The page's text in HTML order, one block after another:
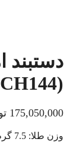
دستبند
(CH144)
175,050,000
وزن طلا: 7.5 گرم